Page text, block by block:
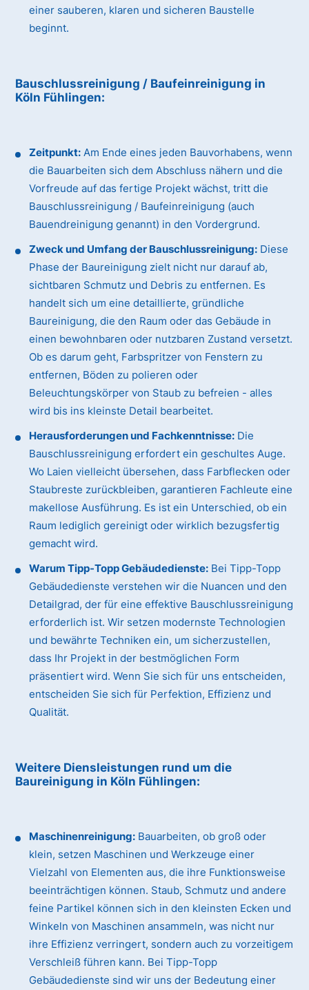
einer sauberen, klaren und sicheren Baustelle
beginnt.
Bauschlussreinigung / Baufeinreinigung in
Köln Fühlingen:
Zeitpunkt: Am Ende eines jeden Bauvorhabens, wenn
die Bauarbeiten sich dem Abschluss nähern und die
Vorfreude auf das fertige Projekt wächst, tritt die
Bauschlussreinigung / Baufeinreinigung (auch
Bauendreinigung genannt) in den Vordergrund.
Zweck und Umfang der Bauschlussreinigung: Diese
Phase der Baureinigung zielt nicht nur darauf ab,
sichtbaren Schmutz und Debris zu entfernen. Es
handelt sich um eine detaillierte, gründliche
Baureinigung, die den Raum oder das Gebäude in
einen bewohnbaren oder nutzbaren Zustand versetzt.
Ob es darum geht, Farbspritzer von Fenstern zu
entfernen, Böden zu polieren oder
Beleuchtungskörper von Staub zu befreien - alles
wird bis ins kleinste Detail bearbeitet.
Herausforderungen und Fachkenntnisse: Die
Bauschlussreinigung erfordert ein geschultes Auge.
Wo Laien vielleicht übersehen, dass Farbflecken oder
Staubreste zurückbleiben, garantieren Fachleute eine
makellose Ausführung. Es ist ein Unterschied, ob ein
Raum lediglich gereinigt oder wirklich bezugsfertig
gemacht wird.
Warum Tipp-Topp Gebäudedienste: Bei Tipp-Topp
Gebäudedienste verstehen wir die Nuancen und den
Detailgrad, der für eine effektive Bauschlussreinigung
erforderlich ist. Wir setzen modernste Technologien
und bewährte Techniken ein, um sicherzustellen,
dass Ihr Projekt in der bestmöglichen Form
präsentiert wird. Wenn Sie sich für uns entscheiden,
entscheiden Sie sich für Perfektion, Effizienz und
Qualität.
Weitere Diensleistungen rund um die
Baureinigung in Köln Fühlingen:
Maschinenreinigung: Bauarbeiten, ob groß oder
klein, setzen Maschinen und Werkzeuge einer
Vielzahl von Elementen aus, die ihre Funktionsweise
beeinträchtigen können. Staub, Schmutz und andere
feine Partikel können sich in den kleinsten Ecken und
Winkeln von Maschinen ansammeln, was nicht nur
ihre Effizienz verringert, sondern auch zu vorzeitigem
Verschleiß führen kann. Bei Tipp-Topp
Gebäudedienste sind wir uns der Bedeutung einer